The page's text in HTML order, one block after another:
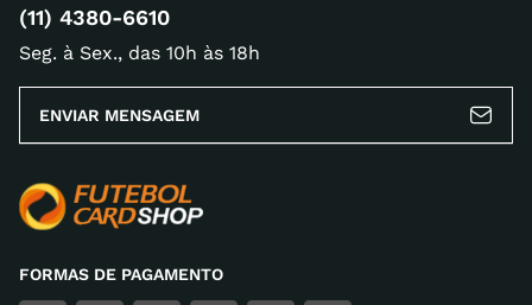
(11) 4380-6610
Seg. à Sex., das 10h às 18h
ENVIAR MENSAGEM
FORMAS DE PAGAMENTO